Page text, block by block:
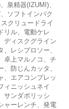
泉精器(IZUMI)、
ソフトインパク
クリュードライ
リル、電動ケレ
ディスクグライン
レシプロソー、
卓上マルノコ、チ
防じんカッタ、
、エアコンプレッ
ィニッシュネイ
サンダポリッシ
ャーレンチ、発電